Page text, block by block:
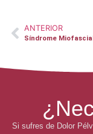
ANTERIOR
Si sufres de Dolor